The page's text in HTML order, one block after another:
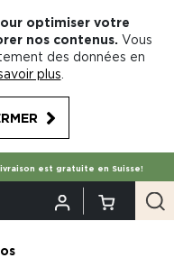
optimiser votre
nos contenus. Vous
des données en
plus
est gratuite en Suisse!